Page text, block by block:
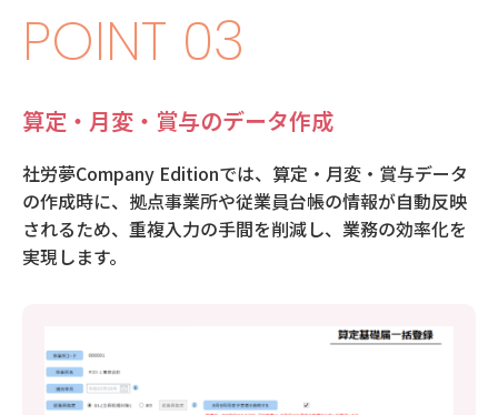
POINT 03
算定・月変・賞与のデータ作成
社労夢Company Editionでは、算定・月変・賞与データ
の作成時に、拠点事業所や従業員台帳の情報が自動反映
されるため、重複入力の手間を削減し、業務の効率化を
実現します。